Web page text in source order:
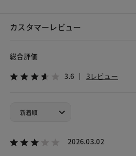
カスタマーレビュー
総合評価
3.6 3レビュー
2026.03.02